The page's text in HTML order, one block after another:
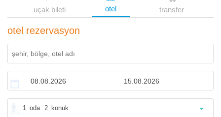
uçak bileti otel transfer
otel rezervasyon
1 oda 2 konuk